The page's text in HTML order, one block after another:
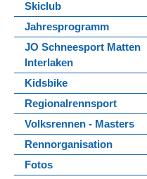
Skiclub
Jahresprogramm
JO Schneesport Matten
Interlaken
Kidsbike
Regionalrennsport
Volksrennen - Masters
Rennorganisation
Fotos